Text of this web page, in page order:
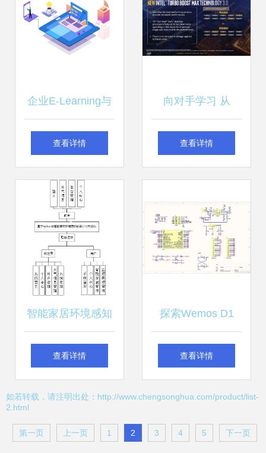
企业E-Learning与
移动学习培训发展
训中的应用与技术
开发
查看详情
向对手学习 从
AMD关闭超线程看
技术竞合
查看详情
智能家居环境感知
系统的Python设计
查看详情
探索Wemos D1
R32 ESP32开发板
查看详情
如若转载，请注明出处：http://www.chengsonghua.com/product/list-
2.html
第一页 上一页 1 2 3 4 5 下一页